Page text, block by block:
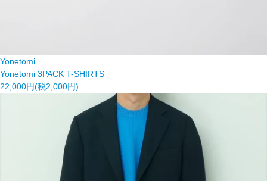
Yonetomi
Yonetomi 3PACK T-SHIRTS
22,000円(税2,000円)